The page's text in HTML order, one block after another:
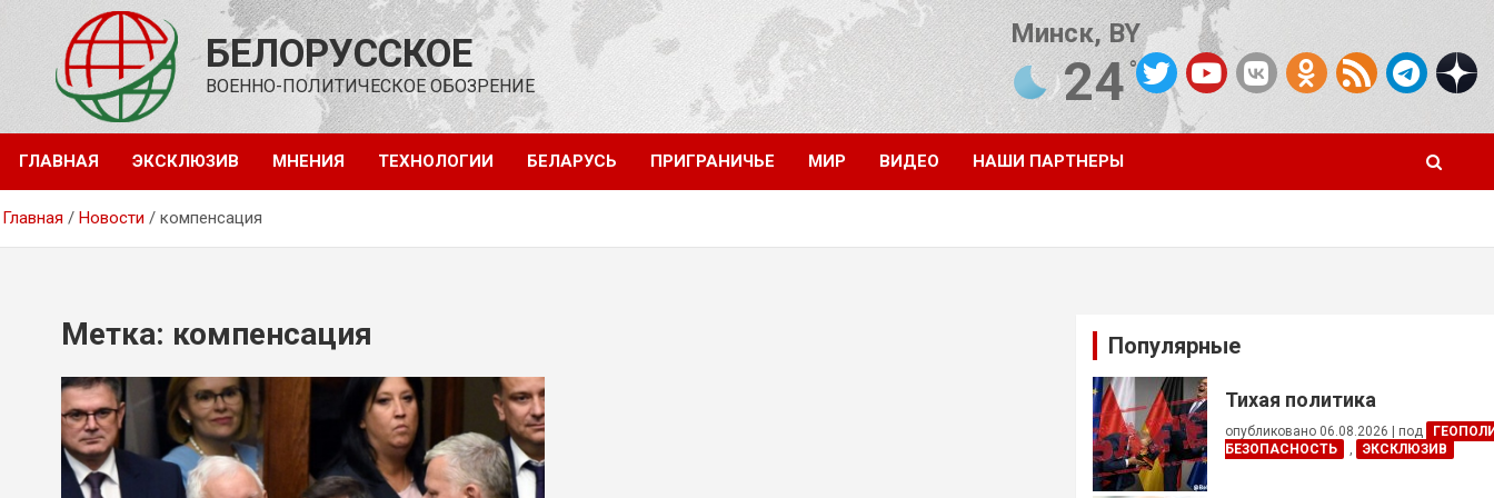
содержимому
БЕЛОРУССКОЕ
ВОЕННО-ПОЛИТИЧЕСКОЕ ОБОЗРЕНИЕ
Минск, BY
24°C
Погода от OpenWeatherMap
ГЛАВНАЯ ЭКСКЛЮЗИВ МНЕНИЯ ТЕХНОЛОГИИ БЕЛАРУСЬ ПРИГРАНИЧЬЕ МИР ВИДЕО НАШИ ПАРТНЕРЫ
Главная Новости компенсация
Метка: компенсация Популярные
Тихая политика
опубликовано 06.08.2026 под
БЕЗОПАСНОСТЬ
, ЭКСКЛЮЗИВ